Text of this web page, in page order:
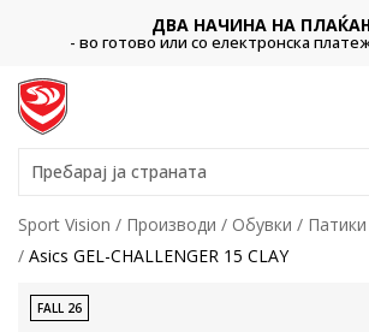
ДВА НАЧИНА НА
- во готово или со електронска
Пребарај ја страната
Sport Vision Производи Обувки
Патики
Asics GEL-CHALLENGER 15 CLAY
FALL 26